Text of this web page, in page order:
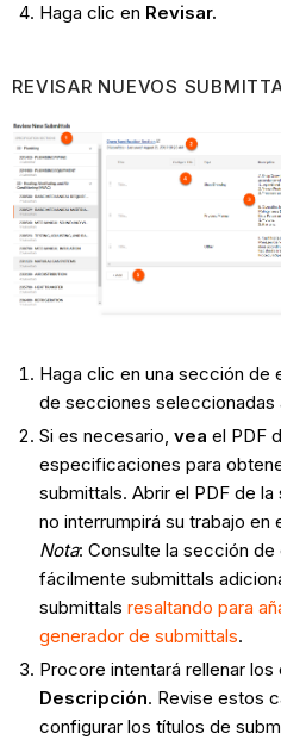
Haga clic en Revisar.
REVISAR NUEVOS
Haga clic en una sección de
de secciones seleccionadas
Si es necesario, vea el PDF
especificaciones para
submittals. Abrir el PDF de
no interrumpirá su trabajo en
Nota: Consulte la sección
fácilmente submittals
submittals resaltando para
generador de submittals.
Procore intentará rellenar los
Descripción. Revise estos
configurar los títulos de